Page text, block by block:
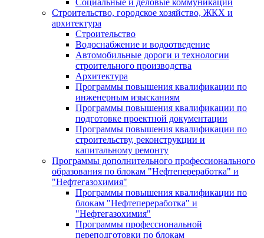
Социальные и деловые коммуникации
Строительство, городское хозяйство, ЖКХ и
архитектура
Строительство
Водоснабжение и водоотведение
Автомобильные дороги и технологии
строительного производства
Архитектура
Программы повышения квалификации по
инженерным изысканиям
Программы повышения квалификации по
подготовке проектной документации
Программы повышения квалификации по
строительству, реконструкции и
капитальному ремонту
Программы дополнительного профессионального
образования по блокам "Нефтепереработка" и
"Нефтегазохимия"
Программы повышения квалификации по
блокам "Нефтепереработка" и
"Нефтегазохимия"
Программы профессиональной
переподготовки по блокам